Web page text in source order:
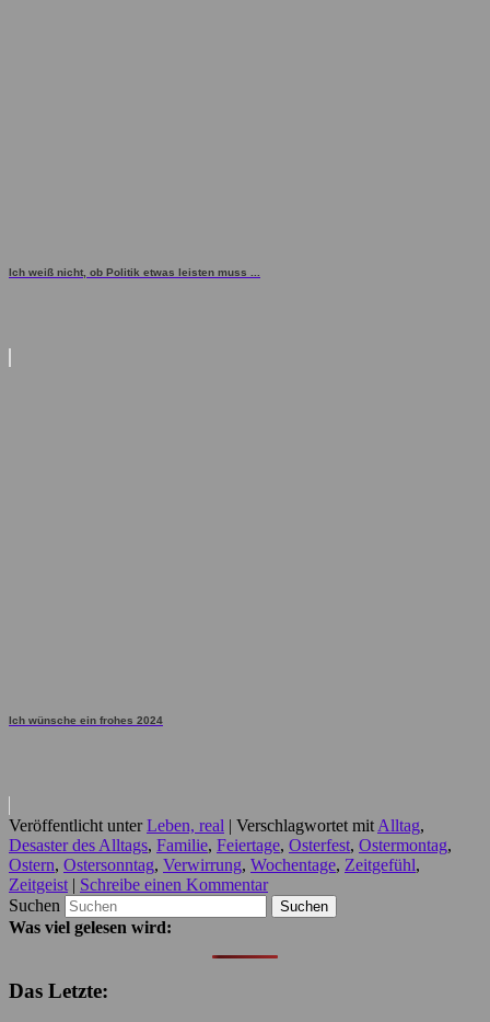
Ich weiß nicht, ob Politik etwas leisten muss ...
Ich wünsche ein frohes 2024
Veröffentlicht unter Leben, real | Verschlagwortet mit Alltag,
Desaster des Alltags, Familie, Feiertage, Osterfest, Ostermontag,
Ostern, Ostersonntag, Verwirrung, Wochentage, Zeitgefühl,
Zeitgeist | Schreibe einen Kommentar
Suchen
Was viel gelesen wird:
Das Letzte: